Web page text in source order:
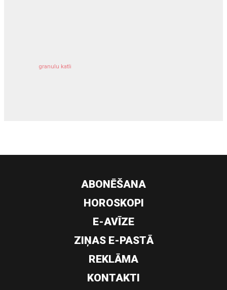
granulu katli
ABONĒŠANA
HOROSKOPI
E-AVĪZE
ZIŅAS E-PASTĀ
REKLĀMA
KONTAKTI